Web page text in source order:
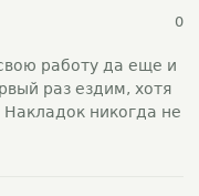
0
работу да еще и
раз ездим, хотя
никогда не